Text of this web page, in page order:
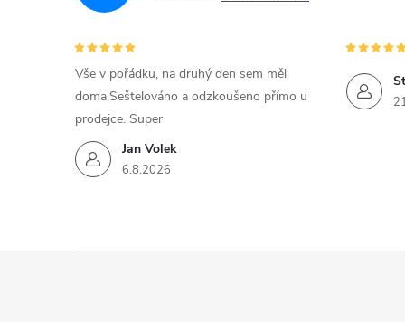
Jan Volek
6.8.2026
Vše v pořádku, na druhý den sem měl
doma.Seštelováno a odzkoušeno přímo u
prodejce. Super